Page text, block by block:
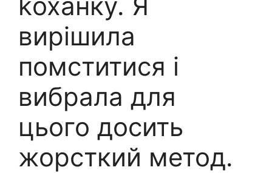
вирішила
помститися і
вибрала для
цього досить
жорсткий метод.